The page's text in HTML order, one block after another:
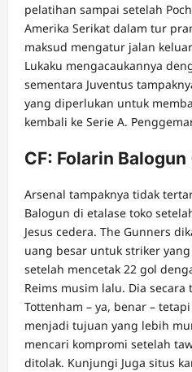
pelatihan sampai setelah
Amerika Serikat dalam tur
maksud mengatur jalan
Lukaku mengacaukannya
sementara Juventus
yang diperlukan untuk
kembali ke Serie A.
CF: Folarin
Arsenal tampaknya tidak
Balogun di etalase toko
Jesus cedera. The Gunners
uang besar untuk striker
setelah mencetak 22 gol
Reims musim lalu. Dia
Tottenham – ya, benar –
menjadi tujuan yang lebih
mencari kompromi setelah
ditolak. Kunjungi Juga situs